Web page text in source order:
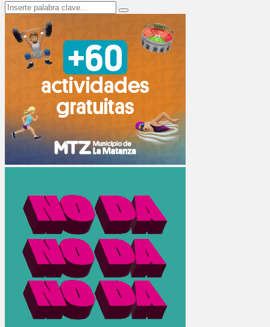
Search
for:
Search